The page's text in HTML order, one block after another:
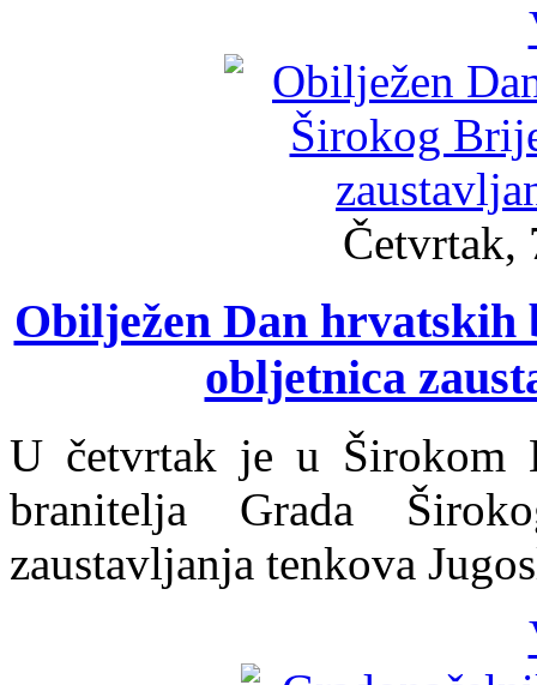
Četvrtak,
Obilježen Dan
obljetnica
U četvrtak je u Širokom
branitelja Grada
zaustavljanja tenkova